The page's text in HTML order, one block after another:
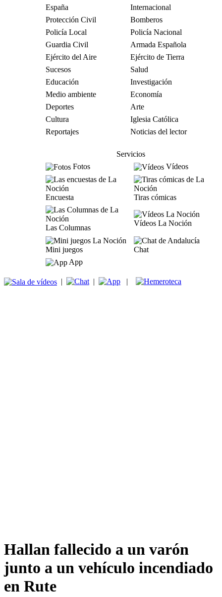
España
Internacional
Protección Civil
Bomberos
Policía Local
Policía Nacional
Guardia Civil
Armada Española
Ejército del Aire
Ejército de Tierra
Sucesos
Salud
Educación
Investigación
Medio ambiente
Economía
Deportes
Arte
Cultura
Iglesia Católica
Reportajes
Noticias del lector
Servicios
Fotos
Vídeos
Encuesta Tiras cómicas
Las Columnas
Vídeos La Noción
Mini juegos
Chat
App
| | |
Hallan fallecido a un varón
junto a un vehículo incendiado
en Rute